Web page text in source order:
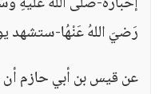
رَضيَ اللهُ عَنْهُا-ستشهد
عن قيس بن أبي حازم أن